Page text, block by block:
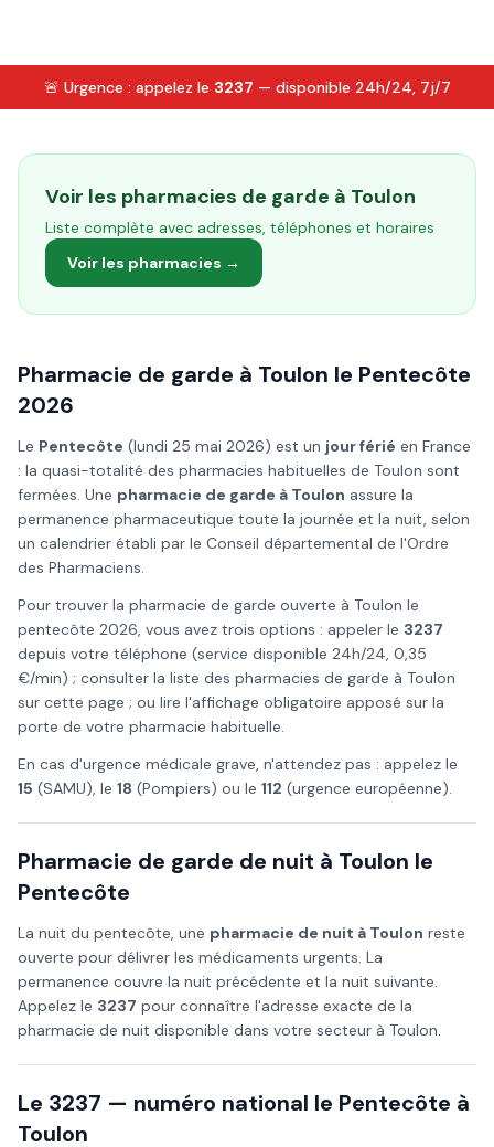
🚨 Urgence : appelez le 3237 — disponible 24h/24, 7j/7
Voir les pharmacies de garde à Toulon
Liste complète avec adresses, téléphones et horaires
Voir les pharmacies →
Pharmacie de garde à Toulon le Pentecôte
2026
Le Pentecôte (lundi 25 mai 2026) est un jour férié en France
: la quasi-totalité des pharmacies habituelles de Toulon sont
fermées. Une pharmacie de garde à Toulon assure la
permanence pharmaceutique toute la journée et la nuit, selon
un calendrier établi par le Conseil départemental de l'Ordre
des Pharmaciens.
Pour trouver la pharmacie de garde ouverte à Toulon le
pentecôte 2026, vous avez trois options : appeler le 3237
depuis votre téléphone (service disponible 24h/24, 0,35
€/min) ; consulter la liste des pharmacies de garde à Toulon
sur cette page ; ou lire l'affichage obligatoire apposé sur la
porte de votre pharmacie habituelle.
En cas d'urgence médicale grave, n'attendez pas : appelez le
15 (SAMU), le 18 (Pompiers) ou le 112 (urgence européenne).
Pharmacie de garde de nuit à Toulon le
Pentecôte
La nuit du pentecôte, une pharmacie de nuit à Toulon reste
ouverte pour délivrer les médicaments urgents. La
permanence couvre la nuit précédente et la nuit suivante.
Appelez le 3237 pour connaître l'adresse exacte de la
pharmacie de nuit disponible dans votre secteur à Toulon.
Le 3237 — numéro national le Pentecôte à
Toulon